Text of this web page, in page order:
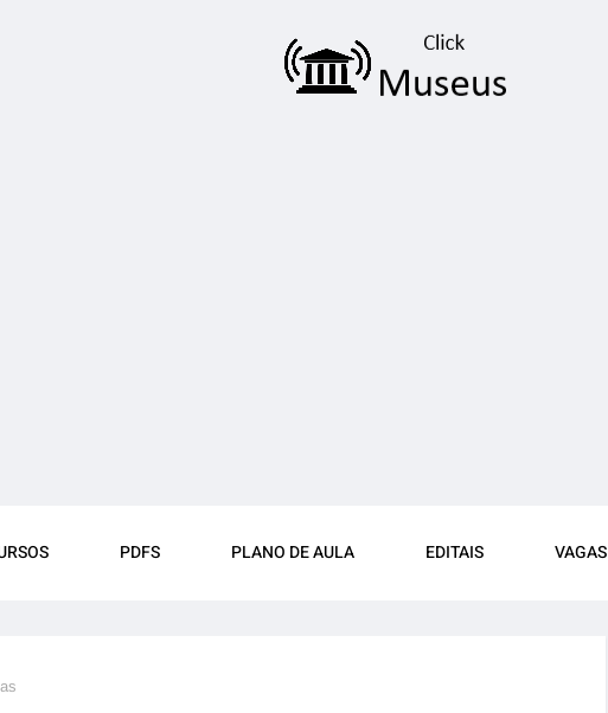
PDFS PLANO DE AULA EDITAIS VAGAS